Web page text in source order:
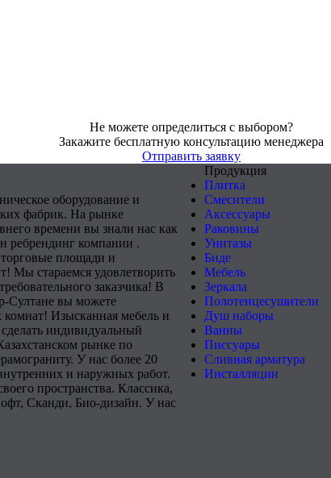
Не можете определиться с выбором?
Закажите бесплатную консультацию менеджера
Отправить заявку
оборудование и
фабрик. На рынке
времени вы знали нас как
ребрендинг компании .
площади и
Мы стараемся удовлетворить
заказчика! В
Султане вы можете
Изысканная мебель и
индивидуальный
рынке по
У нас более 20
и наружных работ.
пространства. Классика,
Сканди, Био-дизайн. У нас
Продукция
Плитка
Смесители
Аксессуары
Раковины
Унитазы
Биде
Мебель
Зеркала
Полотенцесушители
Душ наборы
Ванны
Писсуары
Сливная арматура
Инсталляции